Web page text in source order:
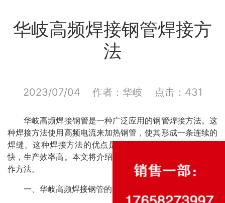
华岐高频焊接钢管焊接方
法
2023/07/04 作者：华岐 点击： 431
华岐高频焊接钢管是一种广泛应用的钢管焊接方法。这
种焊接方法使用高频电流来加热钢管，使其形成一条连续的
焊缝。这种焊接方法的优点是焊缝质量较好，焊接速度较
快，生产效率高。本文将介绍高频焊接钢管的一般流程和操
作方法。
一、华岐高频焊接钢管的一般流程